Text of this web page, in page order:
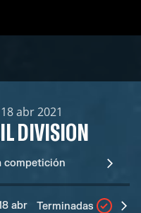
abr 2021
DIVISION
competición
abr Terminadas